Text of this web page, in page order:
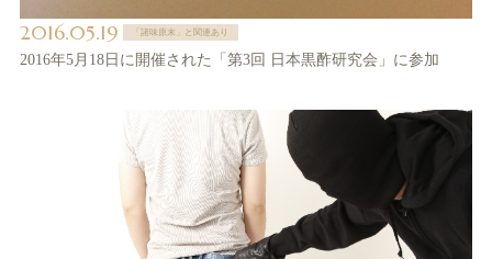
2016.05.19 「諸味原末」と関連あり
2016年5月18日に開催された「第3回 日本黒酢研究会」に参加